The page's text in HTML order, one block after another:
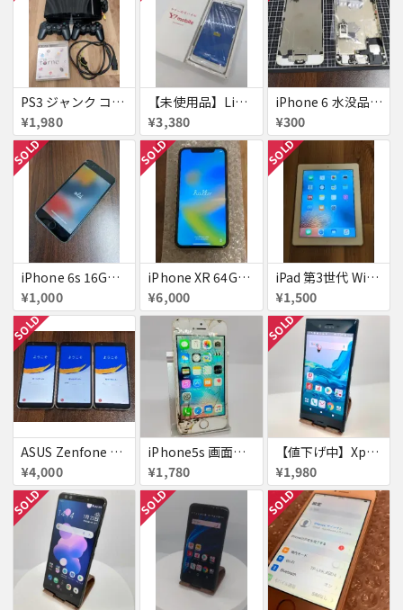
PS3 ジャンク コントローラー付き
¥1,980
【未使用品】Libero S10 Softbank
¥3,380
iPhone 6 水没品 ネジなど部品取り用
¥300
SOLD
iPhone 6s 16GB アクティベーションロック
¥1,000
SOLD
iPhone XR 64GB au 美品アクティベーションロック
¥6,000
SOLD
iPad 第3世代 WiFiモデル 16GB A1416
¥1,500
SOLD
ASUS Zenfone Live (L1) ロック品×3台
¥4,000
iPhone5s 画面割れ
¥1,780
SOLD
【値下げ中】XperiaXZ
¥1,980
SOLD SOLD SOLD